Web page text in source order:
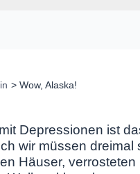
Wow, Alaska!
Depressionen ist
wir müssen
Häuser,